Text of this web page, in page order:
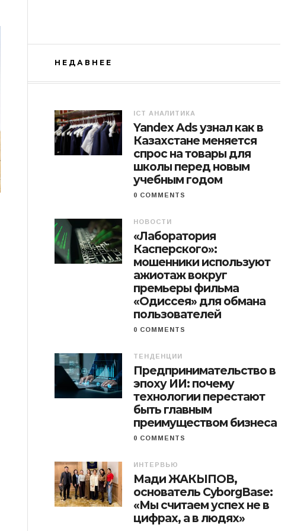
НЕДАВНЕЕ
ICT АНАЛИТИКА
Yandex Ads узнал как в
Казахстане меняется
спрос на товары для
школы перед новым
учебным годом
0 COMMENTS
НОВОСТИ
«Лаборатория
Касперского»:
мошенники используют
ажиотаж вокруг
премьеры фильма
«Одиссея» для обмана
пользователей
0 COMMENTS
ТЕНДЕНЦИИ
Предпринимательство в
эпоху ИИ: почему
технологии перестают
быть главным
преимуществом бизнеса
0 COMMENTS
ИНТЕРВЬЮ
Мади ЖАКЫПОВ,
основатель CyborgBase:
«Мы считаем успех не в
цифрах, а в людях»